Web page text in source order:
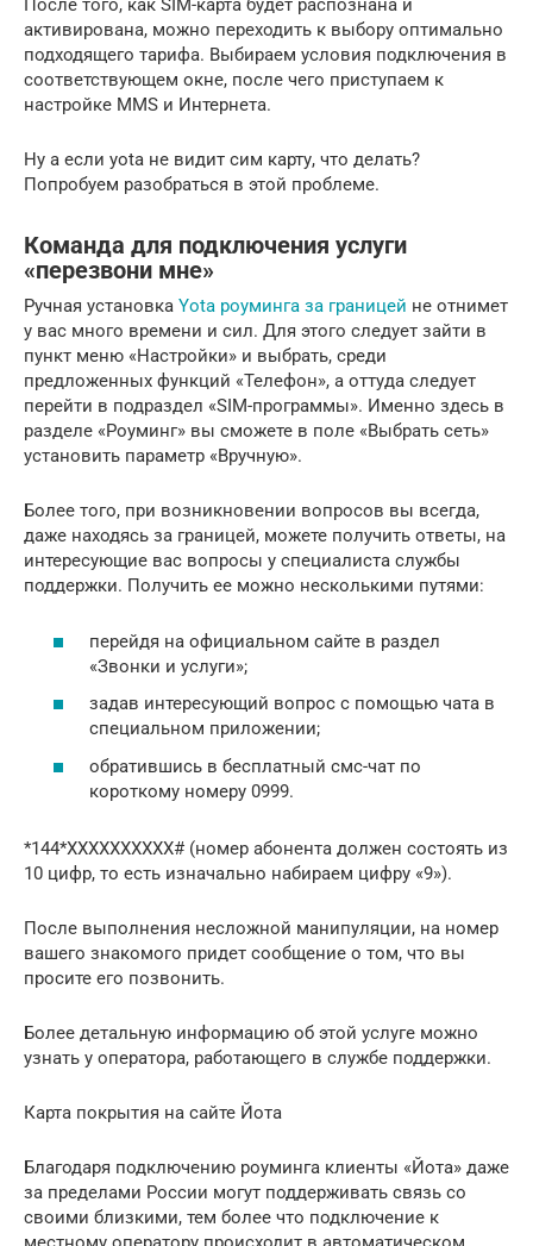
После того, как SIM-карта будет распознана и
активирована, можно переходить к выбору оптимально
подходящего тарифа. Выбираем условия подключения в
соответствующем окне, после чего приступаем к
настройке MMS и Интернета.
Ну а если yota не видит сим карту, что делать?
Попробуем разобраться в этой проблеме.
Команда для подключения услуги
«перезвони мне»
Ручная установка Yota роуминга за границей не отнимет
у вас много времени и сил. Для этого следует зайти в
пункт меню «Настройки» и выбрать, среди
предложенных функций «Телефон», а оттуда следует
перейти в подраздел «SIM-программы». Именно здесь в
разделе «Роуминг» вы сможете в поле «Выбрать сеть»
установить параметр «Вручную».
Более того, при возникновении вопросов вы всегда,
даже находясь за границей, можете получить ответы, на
интересующие вас вопросы у специалиста службы
поддержки. Получить ее можно несколькими путями:
перейдя на официальном сайте в раздел
«Звонки и услуги»;
задав интересующий вопрос с помощью чата в
специальном приложении;
обратившись в бесплатный смс-чат по
короткому номеру 0999.
*144*XXXXXXXXXX# (номер абонента должен состоять из
10 цифр, то есть изначально набираем цифру «9»).
После выполнения несложной манипуляции, на номер
вашего знакомого придет сообщение о том, что вы
просите его позвонить.
Более детальную информацию об этой услуге можно
узнать у оператора, работающего в службе поддержки.
Карта покрытия на сайте Йота
Благодаря подключению роуминга клиенты «Йота» даже
за пределами России могут поддерживать связь со
своими близкими, тем более что подключение к